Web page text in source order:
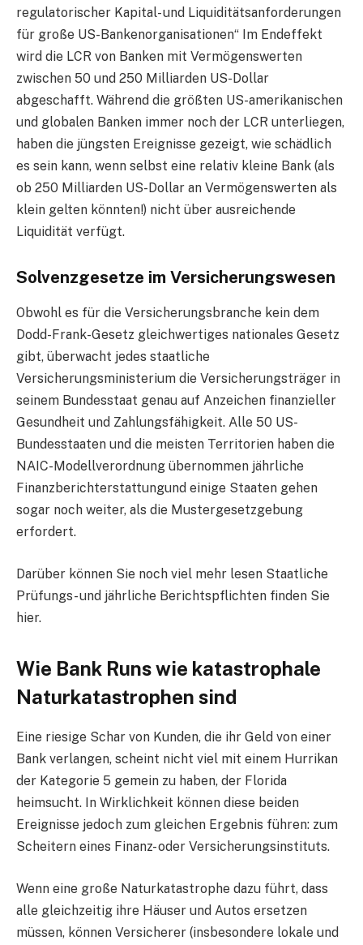
regulatorischer Kapital- und Liquiditätsanforderungen
für große US-Bankenorganisationen“ Im Endeffekt
wird die LCR von Banken mit Vermögenswerten
zwischen 50 und 250 Milliarden US-Dollar
abgeschafft. Während die größten US-amerikanischen
und globalen Banken immer noch der LCR unterliegen,
haben die jüngsten Ereignisse gezeigt, wie schädlich
es sein kann, wenn selbst eine relativ kleine Bank (als
ob 250 Milliarden US-Dollar an Vermögenswerten als
klein gelten könnten!) nicht über ausreichende
Liquidität verfügt.
Solvenzgesetze im Versicherungswesen
Obwohl es für die Versicherungsbranche kein dem
Dodd-Frank-Gesetz gleichwertiges nationales Gesetz
gibt, überwacht jedes staatliche
Versicherungsministerium die Versicherungsträger in
seinem Bundesstaat genau auf Anzeichen finanzieller
Gesundheit und Zahlungsfähigkeit. Alle 50 US-
Bundesstaaten und die meisten Territorien haben die
NAIC-Modellverordnung übernommen jährliche
Finanzberichterstattungund einige Staaten gehen
sogar noch weiter, als die Mustergesetzgebung
erfordert.
Darüber können Sie noch viel mehr lesen Staatliche
Prüfungs- und jährliche Berichtspflichten finden Sie
hier.
Wie Bank Runs wie katastrophale
Naturkatastrophen sind
Eine riesige Schar von Kunden, die ihr Geld von einer
Bank verlangen, scheint nicht viel mit einem Hurrikan
der Kategorie 5 gemein zu haben, der Florida
heimsucht. In Wirklichkeit können diese beiden
Ereignisse jedoch zum gleichen Ergebnis führen: zum
Scheitern eines Finanz- oder Versicherungsinstituts.
Wenn eine große Naturkatastrophe dazu führt, dass
alle gleichzeitig ihre Häuser und Autos ersetzen
müssen, können Versicherer (insbesondere lokale und